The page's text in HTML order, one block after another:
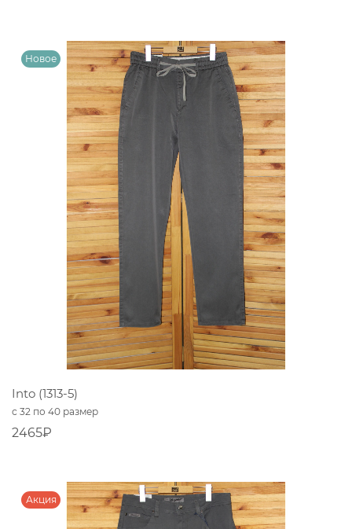
Into (1313-5)
с 32 по 40 размер
2465₽